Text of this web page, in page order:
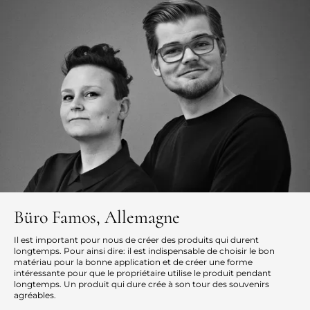
Büro Famos, Allemagne
Il est important pour nous de créer des produits qui durent
longtemps. Pour ainsi dire: il est indispensable de choisir le bon
matériau pour la bonne application et de créer une forme
intéressante pour que le propriétaire utilise le produit pendant
longtemps. Un produit qui dure crée à son tour des souvenirs
agréables.